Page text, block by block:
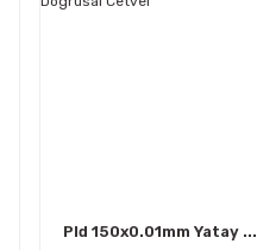
Pld 150x0.01mm Yatay ...